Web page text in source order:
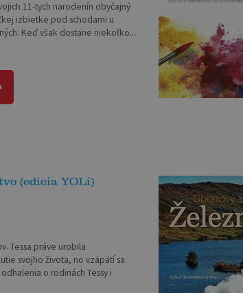
11-tych narodenín obyčajný
izbietke pod schodami u
Keď však dostane niekoľko...
(edícia YOLi)
Tessa práve urobila
svojho života, no vzápätí sa
o rodinách Tessy i